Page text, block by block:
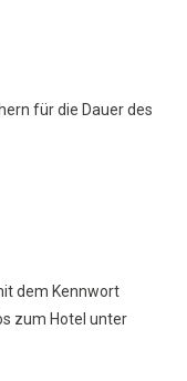
für die Dauer des
dem Kennwort
zum Hotel unter